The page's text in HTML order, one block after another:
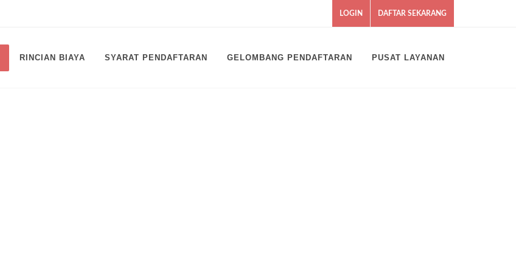
LOGIN DAFTAR SEKARANG
RINCIAN BIAYA SYARAT PENDAFTARAN GELOMBANG PENDAFTARAN PUSAT LAYANAN